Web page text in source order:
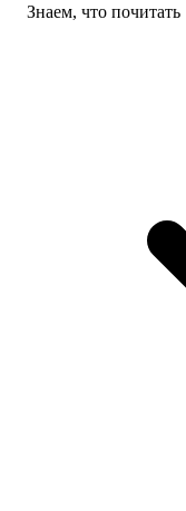
Знаем, что почитать